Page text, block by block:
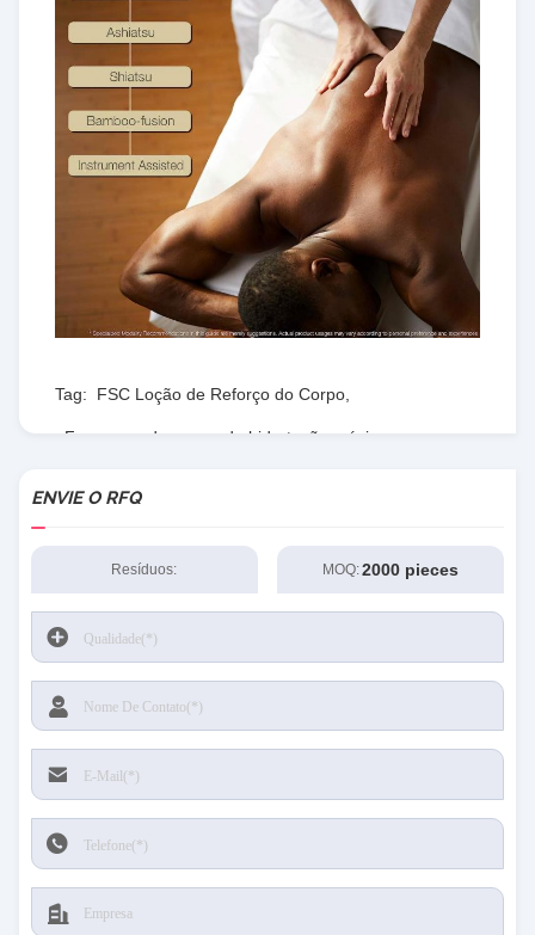
Tag: FSC Loção de Reforço do Corpo
Fragrança de creme de hidratação máxima,
ENVIE O RFQ
Resíduos: MOQ:2000 pieces